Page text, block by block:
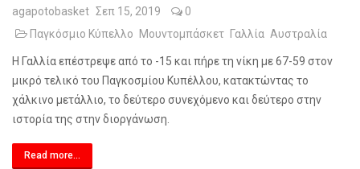
agapotobasket Σεπ 15, 2019
0
Παγκόσμιο Κύπελλο
Μουντομπάσκετ Γαλλία Αυστραλία
Η Γαλλία επέστρεψε από το -15 και πήρε τη νίκη με 67-59 στον
μικρό τελικό του Παγκοσμίου Κυπέλλου, κατακτώντας το
χάλκινο μετάλλιο, το δεύτερο συνεχόμενο και δεύτερο στην
ιστορία της στην διοργάνωση.
Read more...